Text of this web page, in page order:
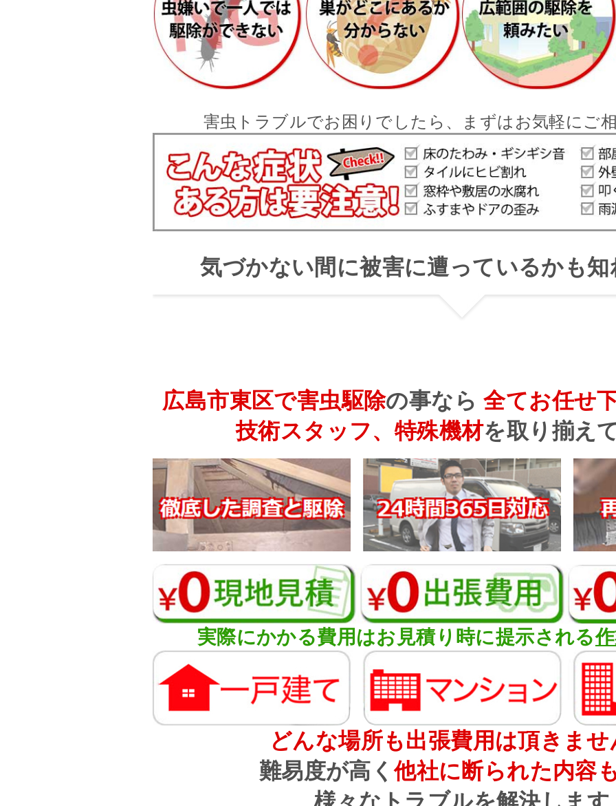
害虫トラブルでお困りでしたら、まずはお気軽にご
気づかない間に被害に遭っているかも
広島市東区で害虫駆除の事なら 全てお任せ
技術スタッフ、特殊機材を取り揃え
実際にかかる費用はお見積り時に提示される
どんな場所も出張費用は頂きませ
難易度が高く他社に断られた内容